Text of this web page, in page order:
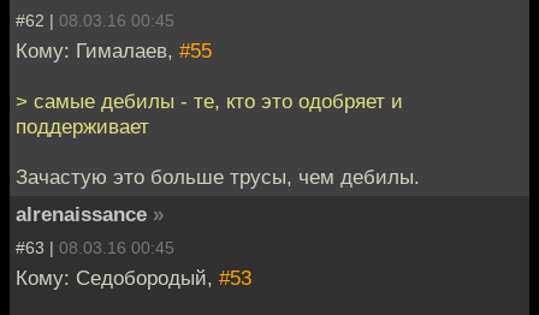
#62 | 08.03.16 00:45
Кому: Гималаев, #55
> самые дебилы - те, кто это одобряет и
поддерживает
Зачастую это больше трусы, чем дебилы.
alrenaissance »
#63 | 08.03.16 00:45
Кому: Седобородый, #53